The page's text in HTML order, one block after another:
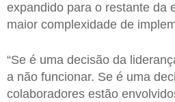
expandido para o restante da
maior complexidade de
“Se é uma decisão da
a não funcionar. Se é uma
colaboradores estão